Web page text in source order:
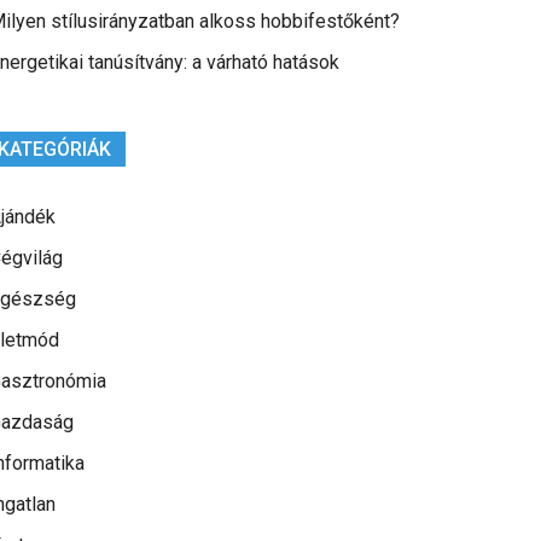
stílusirányzatban alkoss hobbifestőként?
tanúsítvány: a várható hatások
KATEGÓRIÁK